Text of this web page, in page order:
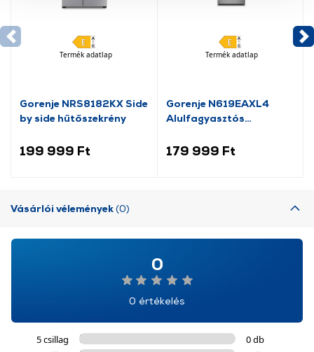
használatával Ön elfogadja a cookie-k használatát.
További információk:
Termék adatlap
Gorenje NRS8182KX Side
by side hűtőszekrény
199 999 Ft
Termék adatlap
Gorenje N619EAXL4
Alulfagyasztós
179 999 Ft
Vásárlói vélemények(0)
0
0 értékelés
5 csillag
0 db